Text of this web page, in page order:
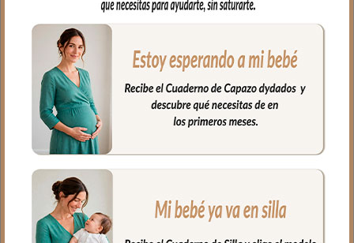
cremalleras, abrazas el manillar del
carrito y vuelves a cerrar las cremalleras.
Puedes usar también en sillas de bastón
usando el ojal central en la parte de atrás
del guante.
El tejido exterior en tejido polipiel bordada;
una polipiel sintética muy suave y
El tejido del, interior puedes elegir en
piqué de algodón o en pelo corto liso.
Puedes lavar a mano o en lavadora,